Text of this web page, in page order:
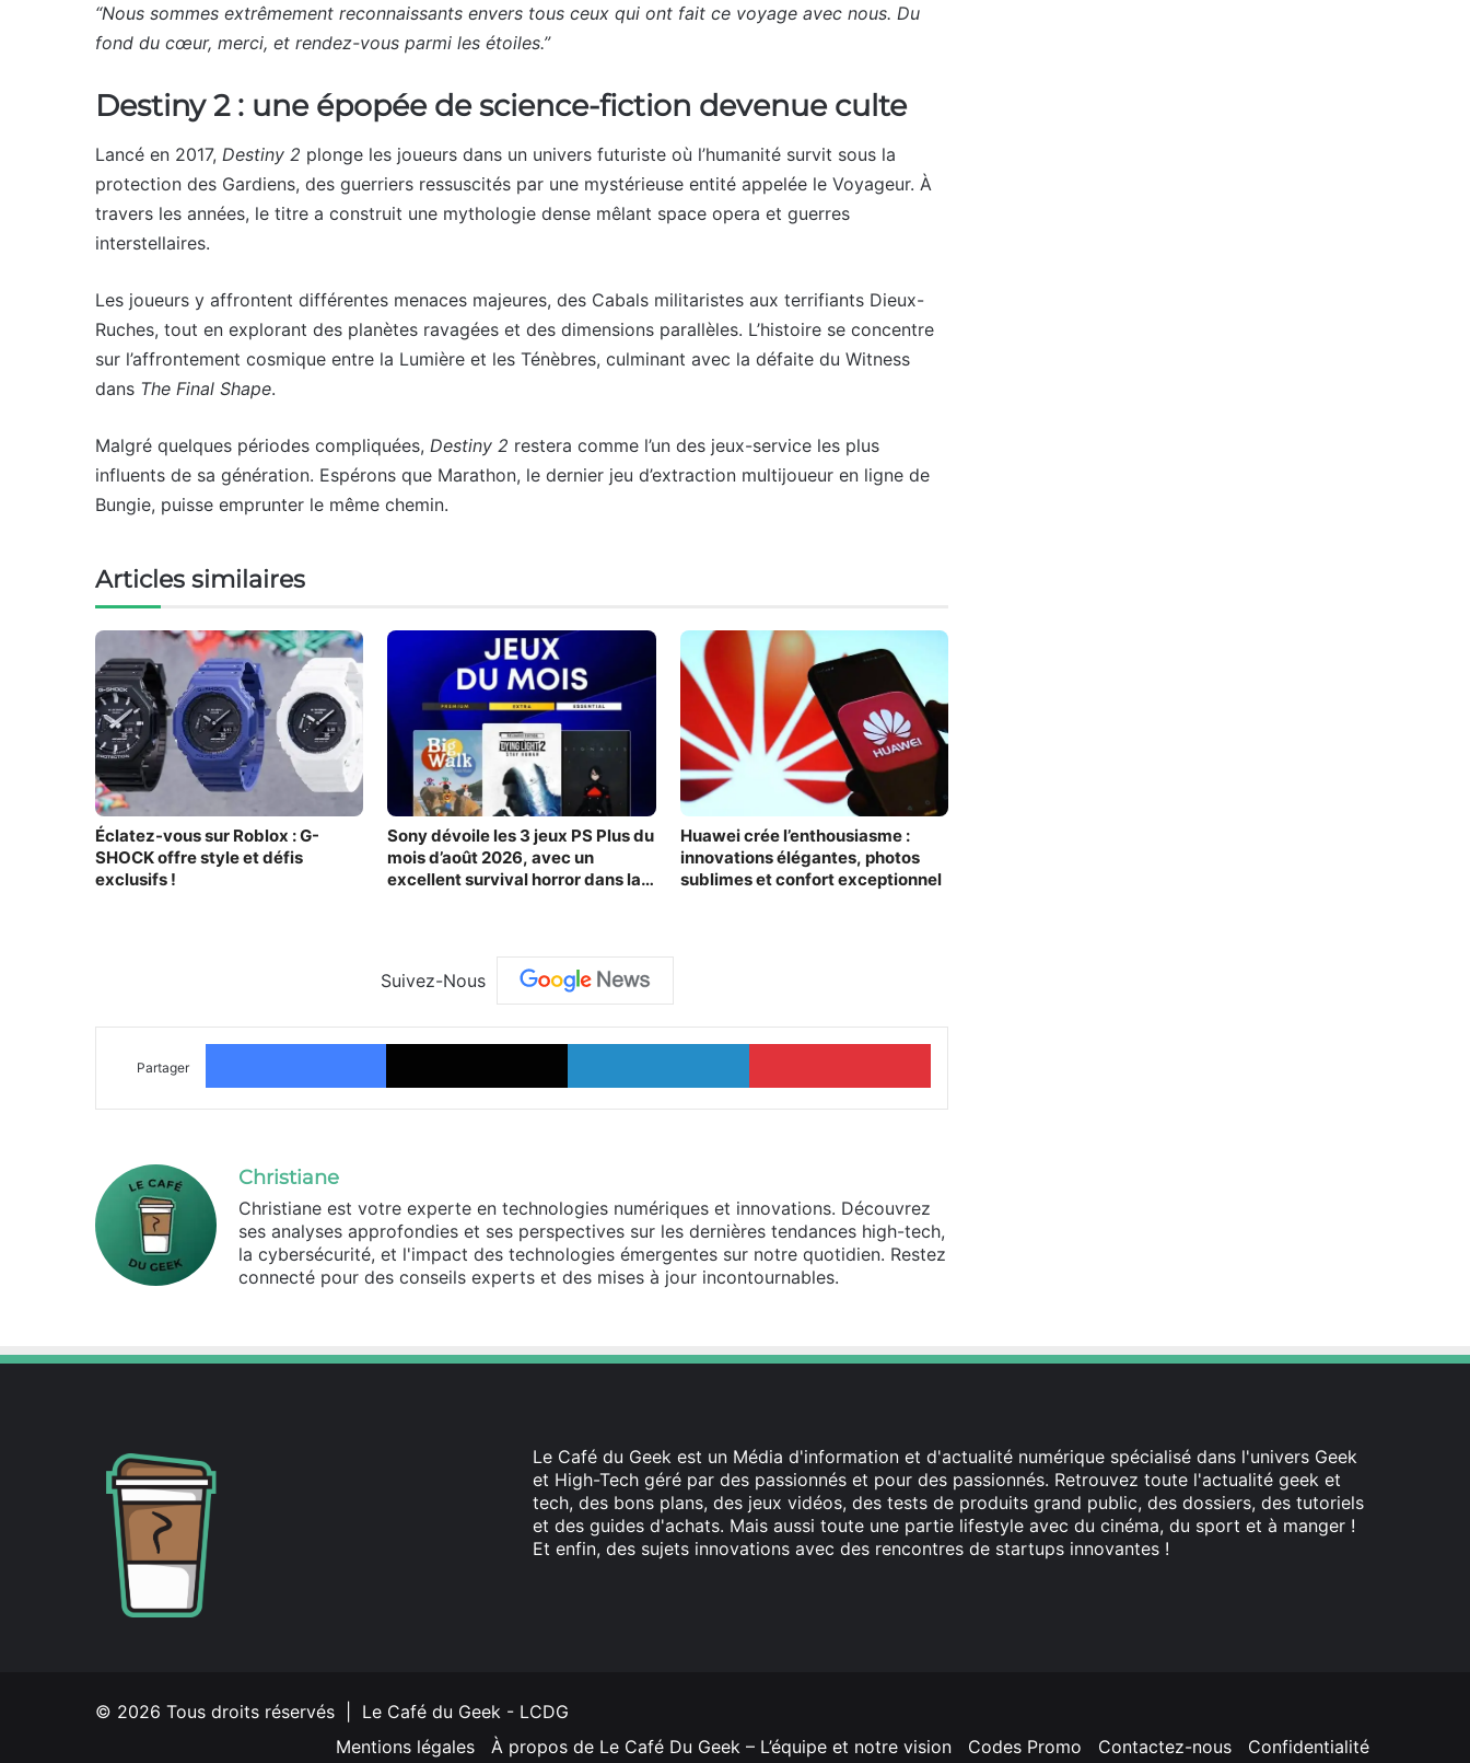
“Nous sommes extrêmement reconnaissants envers tous ceux qui ont fait ce voyage avec nous. Du
fond du cœur, merci, et rendez-vous parmi les étoiles.”
Destiny 2 : une épopée de science-fiction devenue culte
Lancé en 2017, Destiny 2 plonge les joueurs dans un univers futuriste où l’humanité survit sous la
protection des Gardiens, des guerriers ressuscités par une mystérieuse entité appelée le Voyageur. À
travers les années, le titre a construit une mythologie dense mêlant space opera et guerres
interstellaires.
Les joueurs y affrontent différentes menaces majeures, des Cabals militaristes aux terrifiants Dieux-
Ruches, tout en explorant des planètes ravagées et des dimensions parallèles. L’histoire se concentre
sur l’affrontement cosmique entre la Lumière et les Ténèbres, culminant avec la défaite du Witness
dans The Final Shape.
Malgré quelques périodes compliquées, Destiny 2 restera comme l’un des jeux-service les plus
influents de sa génération. Espérons que Marathon, le dernier jeu d’extraction multijoueur en ligne de
Bungie, puisse emprunter le même chemin.
Articles similaires
Éclatez-vous sur Roblox : G-
SHOCK offre style et défis
exclusifs !
Sony dévoile les 3 jeux PS Plus du
mois d’août 2026, avec un
excellent survival horror dans la
Huawei crée l’enthousiasme :
innovations élégantes, photos
sublimes et confort exceptionnel
Suivez-Nous
Partager
Facebook X Linkedin Pinterest
Christiane
Christiane est votre experte en technologies numériques et innovations. Découvrez
ses analyses approfondies et ses perspectives sur les dernières tendances high-tech,
la cybersécurité, et l'impact des technologies émergentes sur notre quotidien. Restez
connecté pour des conseils experts et des mises à jour incontournables.
Le Café du Geek est un Média d'information et d'actualité numérique spécialisé dans l'univers Geek
et High-Tech géré par des passionnés et pour des passionnés. Retrouvez toute l'actualité geek et
tech, des bons plans, des jeux vidéos, des tests de produits grand public, des dossiers, des tutoriels
et des guides d'achats. Mais aussi toute une partie lifestyle avec du cinéma, du sport et à manger !
Et enfin, des sujets innovations avec des rencontres de startups innovantes !
© 2026 Tous droits réservés | Le Café du Geek - LCDG
Mentions légales
À propos de Le Café Du Geek – L’équipe et notre vision Codes Promo Contactez-nous Confidentialité